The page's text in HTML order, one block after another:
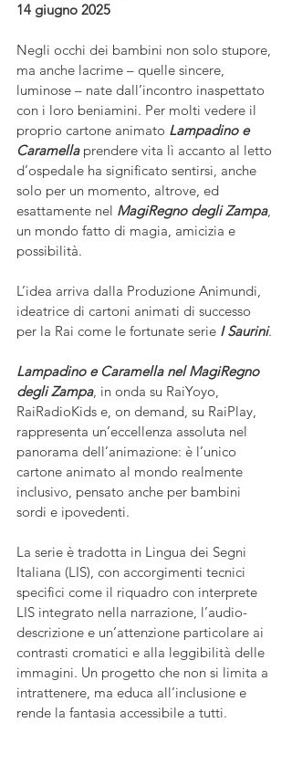
14 giugno 2025
Negli occhi dei bambini non solo stupore,
ma anche lacrime – quelle sincere,
luminose – nate dall’incontro inaspettato
con i loro beniamini. Per molti vedere il
proprio cartone animato Lampadino e
Caramella prendere vita lì accanto al letto
d’ospedale ha significato sentirsi, anche
solo per un momento, altrove, ed
esattamente nel MagiRegno degli Zampa,
un mondo fatto di magia, amicizia e
possibilità.
L’idea arriva dalla Produzione Animundi,
ideatrice di cartoni animati di successo
per la Rai come le fortunate serie I Saurini.
Lampadino e Caramella nel MagiRegno
degli Zampa, in onda su RaiYoyo,
RaiRadioKids e, on demand, su RaiPlay,
rappresenta un’eccellenza assoluta nel
panorama dell’animazione: è l’unico
cartone animato al mondo realmente
inclusivo, pensato anche per bambini
sordi e ipovedenti.
La serie è tradotta in Lingua dei Segni
Italiana (LIS), con accorgimenti tecnici
specifici come il riquadro con interprete
LIS integrato nella narrazione, l’audio-
descrizione e un’attenzione particolare ai
contrasti cromatici e alla leggibilità delle
immagini. Un progetto che non si limita a
intrattenere, ma educa all’inclusione e
rende la fantasia accessibile a tutti.